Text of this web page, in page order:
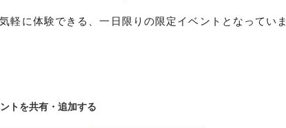
軽に体験できる、一日限りの限定イベントとなっていま
トを共有・追加する